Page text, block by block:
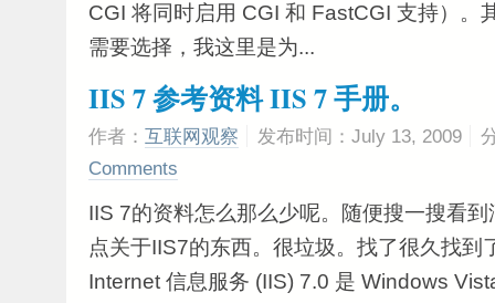
CGI 将同时启用 CGI 和 FastCGI 支持）。
需要选择，我这里是为...
IIS 7 参考资料 IIS 7 手册。
作者： 互联网观察 发布时间：July 13, 2009
Comments
IIS 7的资料怎么那么少呢。随便搜一搜看
点关于IIS7的东西。很垃圾。找了很久找到
Internet 信息服务 (IIS) 7.0 是 Windows